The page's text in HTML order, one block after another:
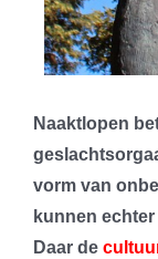
Naaktlopen
vorm van
kunnen echter
Daar de